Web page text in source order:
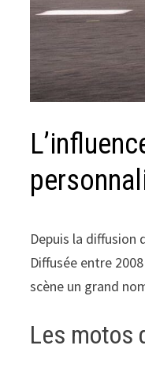
Depuis la diffusion
Diffusée entre
scène un grand
Les motos